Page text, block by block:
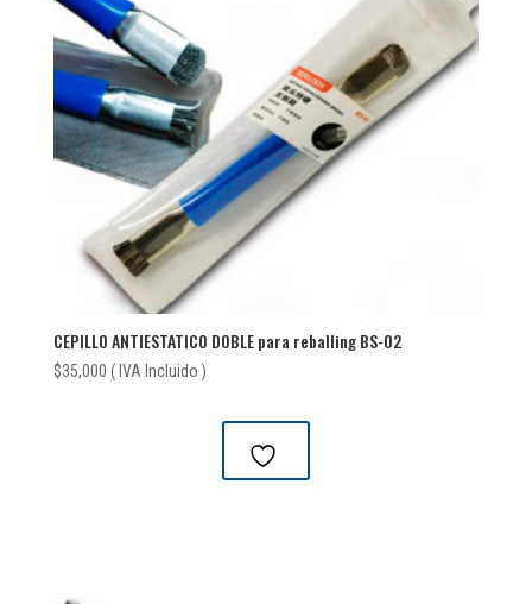
CEPILLO ANTIESTATICO DOBLE para reballing BS-02
$35,000 ( IVA Incluido )